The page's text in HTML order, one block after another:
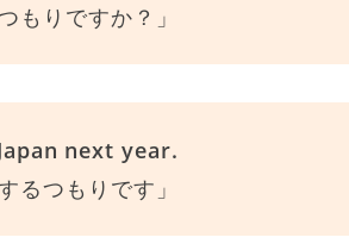
もりですか？」
next year.
るつもりです」